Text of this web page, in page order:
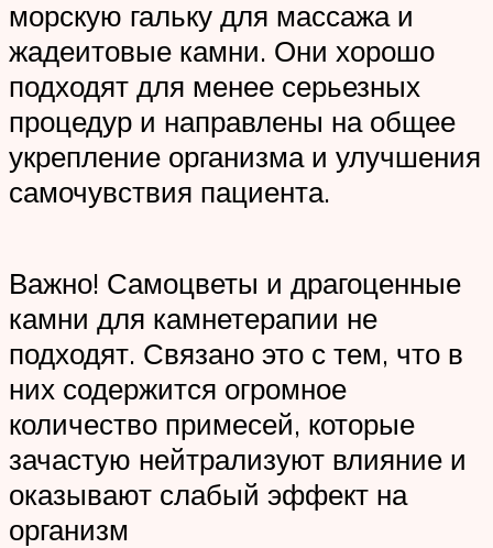
морскую гальку для массажа и
жадеитовые камни. Они хорошо
подходят для менее серьезных
процедур и направлены на общее
укрепление организма и улучшения
самочувствия пациента.
Важно! Самоцветы и драгоценные
камни для камнетерапии не
подходят. Связано это с тем, что в
них содержится огромное
количество примесей, которые
зачастую нейтрализуют влияние и
оказывают слабый эффект на
организм